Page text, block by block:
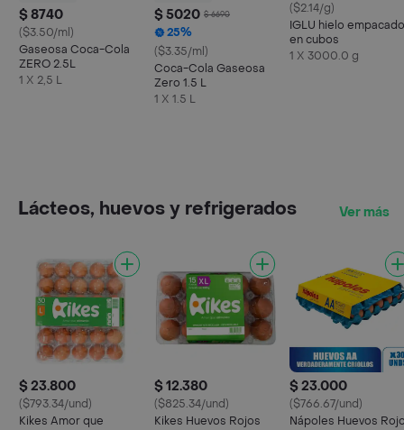
$ 8740
($3.50/ml)
Gaseosa Coca-Cola
ZERO 2.5L
1 X 2,5 L
$ 5020 $ 6690
25%
($3.35/ml)
Coca-Cola Gaseosa
Zero 1.5 L
1 X 1.5 L
($2.14/g)
IGLU hielo empacado
en cubos
1 X 3000.0 g
Lácteos, huevos y refrigerados Ver más
$ 23.800
($793.34/und)
Kikes Amor que
$ 12.380
($825.34/und)
Kikes Huevos Rojos
$ 23.000
($766.67/und)
Nápoles Huevos